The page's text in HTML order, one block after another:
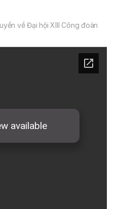
về Đại hội XIII Công đoàn